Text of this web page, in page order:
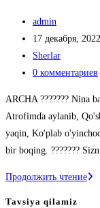
Автор
записи:
admin
Запись
опубликована:
17 декабря, 2022
Рубрика
записи:
Sherlar
Комментарии
0 комментариев
ARCHA ??????? Nina
Atrofimda aylanib,
yaqin, Ko'plab
bir boqing. ???????
Продолжить чтение
Tavsiya qilamiz